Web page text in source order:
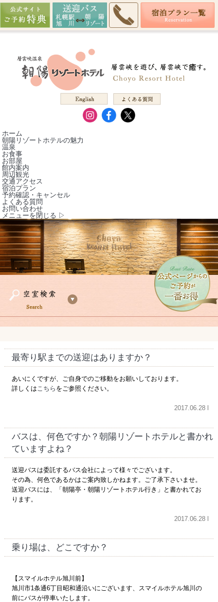
ホーム
朝陽リゾートホテルの魅力
温泉
お食事
お部屋
館内案内
周辺観光
交通アクセス
宿泊プラン
予約確認・キャンセル
よくある質問
お問い合わせ
メニューを閉じる ▷
最寄り駅までの送迎はありますか？
あいにくですが、ご自身でのご移動をお願いしております。
詳しくはこちら をご参照ください。
2017.06.28 l
バスは、何色ですか？朝陽リゾートホテルと書かれ
ていますよね？
送迎バスは委託するバス会社によって様々でございます。
その為、何色であるかはご案内致しかねます。ご了承下さいませ。
送迎バスには、「朝陽亭・朝陽リゾートホテル行き」と書かれてお
ります。
2017.06.28 l
乗り場は、どこですか？
【スマイルホテル旭川前】
旭川市1条通6丁目昭和通沿いにございます、スマイルホテル旭川の
前にバスが停車いたします。